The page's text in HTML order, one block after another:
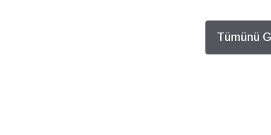
Tümünü